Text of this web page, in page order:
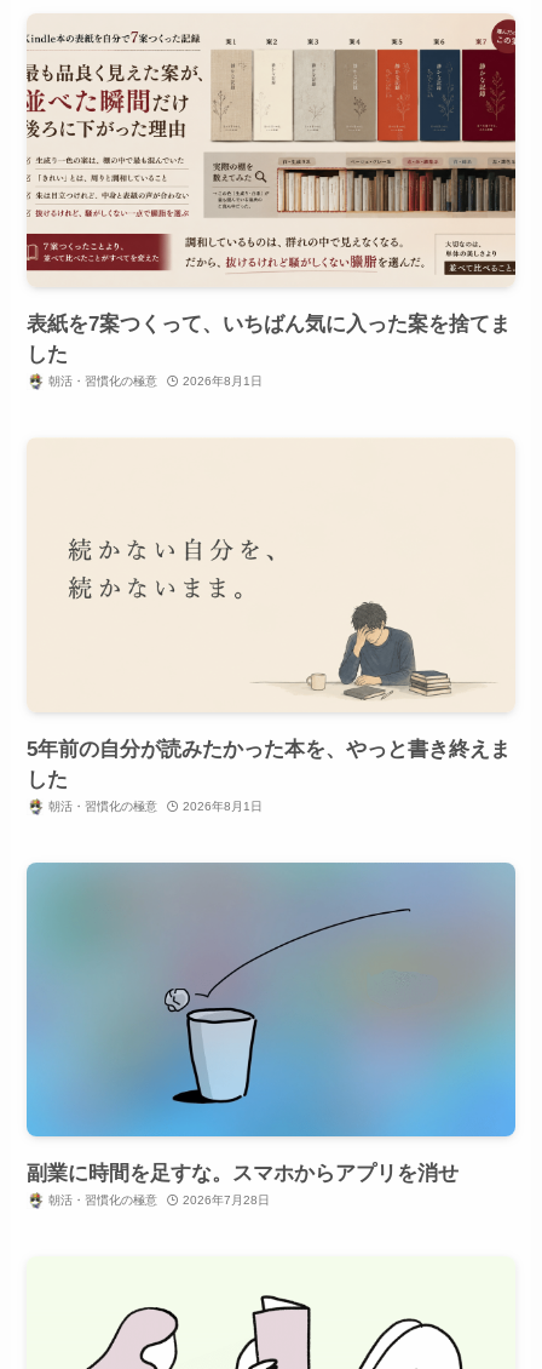
表紙を7案つくって、いちばん気に入った案を捨てま
した
朝活・習慣化の極意 2026年8月1日
5年前の自分が読みたかった本を、やっと書き終えま
した
朝活・習慣化の極意 2026年8月1日
副業に時間を足すな。スマホからアプリを消せ
朝活・習慣化の極意 2026年7月28日